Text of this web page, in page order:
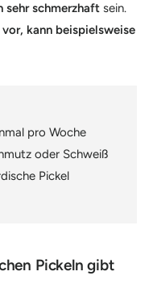
sehr schmerzhaft sein.
vor, kann beispielsweise
pro Woche
oder Schweiß
Pickel
Pickeln gibt